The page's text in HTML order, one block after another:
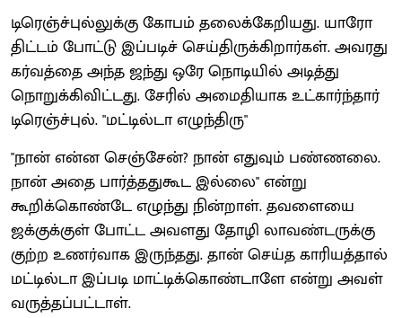
டிரெஞ்ச்புல்லுக்கு கோபம் தலைக்கேறியது. யாரோ
திட்டம் போட்டு இப்படிச் செய்திருக்கிறார்கள். அவரது
கர்வத்தை அந்த ஜந்து ஒரே நொடியில் அடித்து
நொறுக்கிவிட்டது. சேரில் அமைதியாக உட்கார்ந்தார்
டிரெஞ்ச்புல். "மட்டில்டா எழுந்திரு"
"நான் என்ன செஞ்சேன்? நான் எதுவும் பண்ணலை.
நான் அதை பார்த்ததுகூட இல்லை" என்று
கூறிக்கொண்டே எழுந்து நின்றாள். தவளையை
ஜக்குக்குள் போட்ட அவளது தோழி லாவண்டருக்கு
குற்ற உணர்வாக இருந்தது. தான் செய்த காரியத்தால்
மட்டில்டா இப்படி மாட்டிக்கொண்டாளே என்று அவள்
வருத்தப்பட்டாள்.